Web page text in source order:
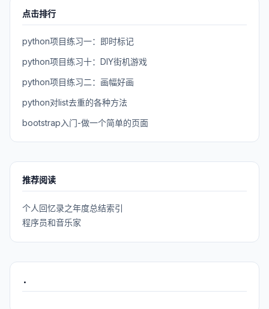
点击排行
python项目练习一：即时标记
python项目练习十：DIY街机游戏
python项目练习二：画幅好画
python对list去重的各种方法
bootstrap入门-做一个简单的页面
推荐阅读
个人回忆录之年度总结索引
程序员和音乐家
.